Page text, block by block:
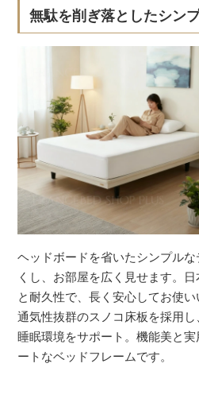
無駄を削ぎ落としたシン
ヘッドボードを省いたシンプル
くし、お部屋を広く見せます。
と耐久性で、長く安心してお使い
通気性抜群のスノコ床板を採用
睡眠環境をサポート。機能美と
ートなベッドフレームです。